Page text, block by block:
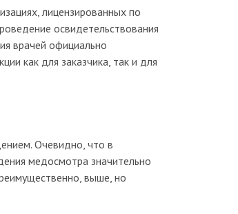
лицензированных по
освидетельствования
врачей официально
как для заказчика, так и для
Очевидно, что в
медосмотра значительно
выше, но